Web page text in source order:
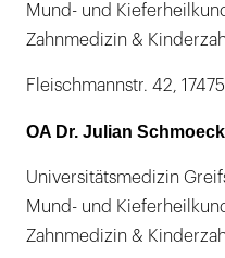
Mund- und
Zahnmedizin &
Fleischmannstr. 42,
OA Dr. Julian
Universitätsmedizin
Mund- und
Zahnmedizin &